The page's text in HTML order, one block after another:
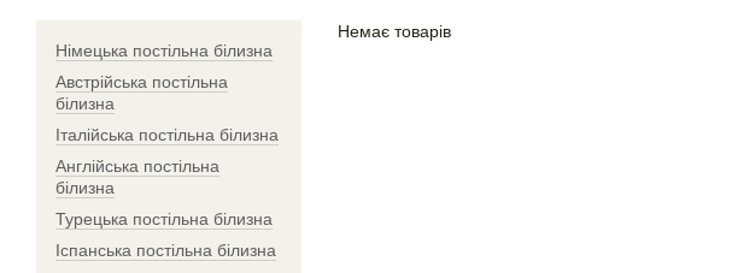
Немає товарів
Німецька постільна білизна
Австрійська постільна
білизна
Італійська постільна білизна
Англійська постільна
білизна
Турецька постільна білизна
Іспанська постільна білизна